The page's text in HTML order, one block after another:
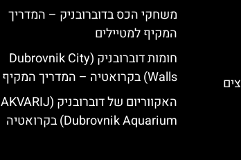
משחקי הכס בדוברובניק – המדריך
המקיף למטיילים
חומות דוברובניק (Dubrovnik City
Walls) בקרואטיה – המדריך המקיף
האקווריום של דוברובניק (AKVARIJ
Dubrovnik Aquarium) בקרואטיה